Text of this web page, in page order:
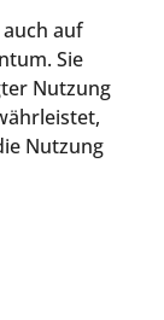
auf
Sie
Nutzung
Nutzung